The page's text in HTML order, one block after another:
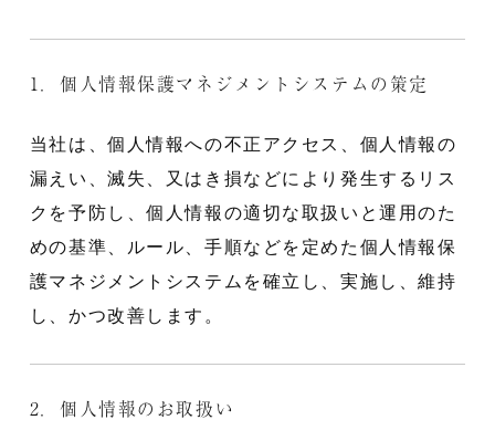
1．個人情報保護マネジメントシステムの策定
当社は、個人情報への不正アクセス、個人情報の
漏えい、滅失、又はき損などにより発生するリス
クを予防し、個人情報の適切な取扱いと運用のた
めの基準、ルール、手順などを定めた個人情報保
護マネジメントシステムを確立し、実施し、維持
し、かつ改善します。
2．個人情報のお取扱い